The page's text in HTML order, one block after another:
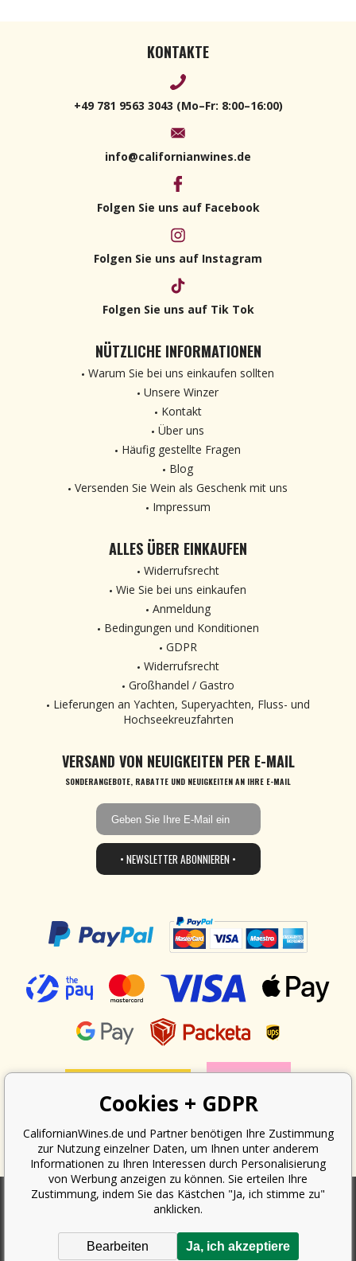
KONTAKTE
+49 781 9563 3043 (Mo–Fr: 8:00–16:00)
info@californianwines.de
Folgen Sie uns auf Facebook
Folgen Sie uns auf Instagram
Folgen Sie uns auf Tik Tok
NÜTZLICHE INFORMATIONEN
Warum Sie bei uns einkaufen sollten
Unsere Winzer
Kontakt
Über uns
Häufig gestellte Fragen
Blog
Versenden Sie Wein als Geschenk mit uns
Impressum
ALLES ÜBER EINKAUFEN
Widerrufsrecht
Wie Sie bei uns einkaufen
Anmeldung
Bedingungen und Konditionen
GDPR
Widerrufsrecht
Großhandel / Gastro
Lieferungen an Yachten, Superyachten, Fluss- und
Hochseekreuzfahrten
VERSAND VON NEUIGKEITEN PER E-MAIL
SONDERANGEBOTE, RABATTE UND NEUIGKEITEN AN IHRE E-MAIL
• NEWSLETTER ABONNIEREN •
verpflichtet, dem Käufer eine Quittung auszustellen. Gleichzeitig ist er
verpflichtet, den erhaltenen Umsatz online beim Finanzamt zu erfassen;
Cookies + GDPR
CalifornianWines.de und Partner benötigen Ihre Zustimmung
zur Nutzung einzelner Daten, um Ihnen unter anderem
Informationen zu Ihren Interessen durch Personalisierung
von Werbung anzeigen zu können. Sie erteilen Ihre
Zustimmung, indem Sie das Kästchen "Ja, ich stimme zu"
anklicken.
Ja, ich akzeptiere
Bearbeiten